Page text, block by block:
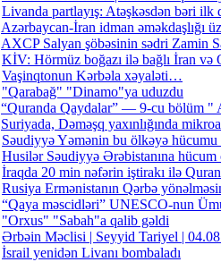
Livanda partlayış: Atəşkəsdən bəri
Azərbaycan-İran idman əməkdaşlığı
AXCP Salyan şöbəsinin sədri Zamin
KİV: Hörmüz boğazı ilə bağlı İran və
Vaşinqtonun Kərbəla xəyaləti…
"Qarabağ" "Dinamo"ya uduzdu
“Quranda Qaydalar” — 9-cu bölüm "
Suriyada, Dəməşq yaxınlığında
Səudiyyə Yəmənin bu ölkəyə hücumu
Husilər Səudiyyə Ərəbistanına
İraqda 20 min nəfərin iştirakı ilə Quran
Rusiya Ermənistanın Qərbə
“Qaya məscidləri” UNESCO-nun
"Orxus" "Sabah"a qalib gəldi
Ərbəin Məclisi | Seyyid Tariyel |
İsrail yenidən Livanı bombaladı